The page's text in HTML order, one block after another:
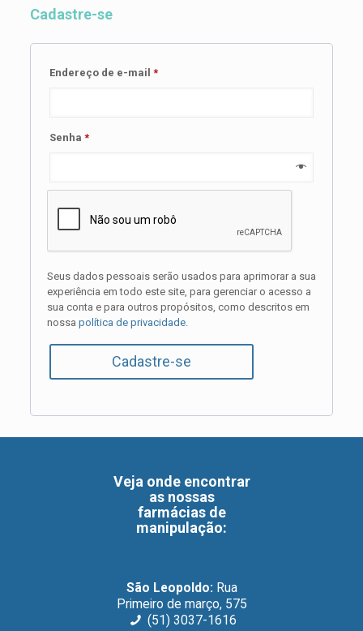
Cadastre-se
Endereço de e-mail *Obrigatório
Senha *Obrigatório
Seus dados pessoais serão usados para aprimorar a sua
experiência em todo este site, para gerenciar o acesso a
sua conta e para outros propósitos, como descritos em
nossa política de privacidade.
Cadastre-se
Veja onde encontrar
as nossas
farmácias de
manipulação:
São Leopoldo: Rua
Primeiro de março, 575
(51) 3037-1616